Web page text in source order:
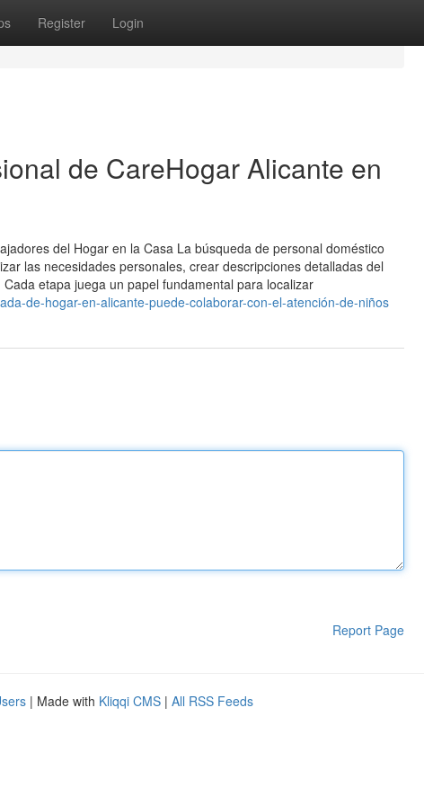
Register Login
de CareHogar Alicante en
del Hogar en la Casa La búsqueda de personal doméstico
las necesidades personales, crear descripciones detalladas del
etapa juega un papel fundamental para localizar
de-hogar-en-alicante-puede-colaborar-con-el-atención-de-niños
Report Page
| Made with Kliqqi CMS | All RSS Feeds